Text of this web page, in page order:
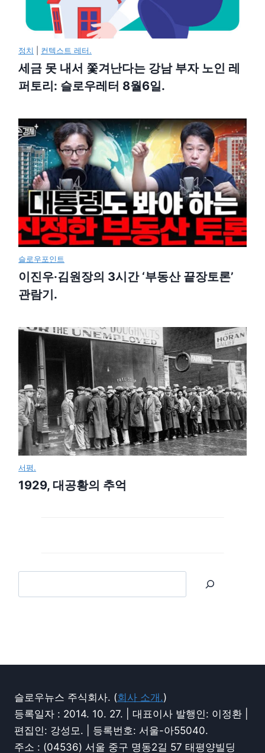
정치 컨텍스트 레터.
세금 못 내서 쫓겨난다는 강남 부자 노인 레
퍼토리: 슬로우레터 8월6일.
슬로우포인트
이진우·김원장의 3시간 ‘부동산 끝장토론’
관람기.
서평.
1929, 대공황의 추억
슬로우뉴스 주식회사. (회사 소개.)
등록일자 : 2014. 10. 27. | 대표이사 발행인: 이정환 |
편집인: 강성모. | 등록번호: 서울-아55040.
주소 : (04536) 서울 중구 명동2길 57 태평양빌딩